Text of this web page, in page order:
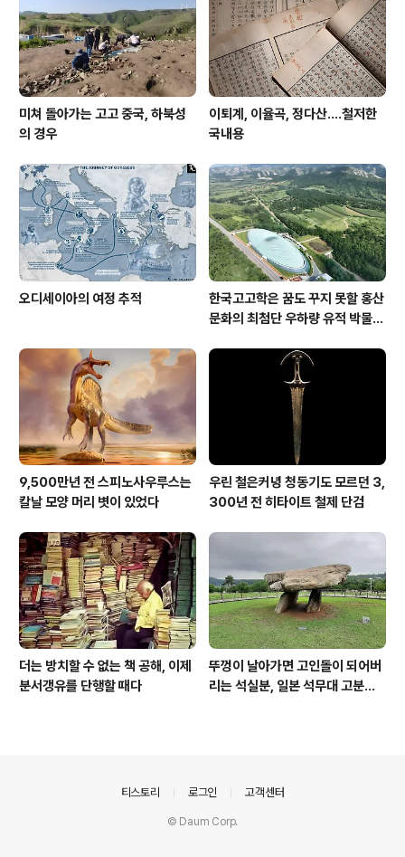
미쳐 돌아가는 고고 중국, 하북성
의 경우
이퇴계, 이율곡, 정다산....철저한
국내용
오디세이아의 여정 추적
한국고고학은 꿈도 꾸지 못할 홍산
문화의 최첨단 우하량 유적 박물관
9,500만년 전 스피노사우루스는
칼날 모양 머리 볏이 있었다
우린 철은커녕 청동기도 모르던 3,
300년 전 히타이트 철제 단검
더는 방치할 수 없는 책 공해, 이제
분서갱유를 단행할 때다
뚜껑이 날아가면 고인돌이 되어버
리는 석실분, 일본 석무대 고분의
티스토리 로그인 고객센터
© Daum Corp.